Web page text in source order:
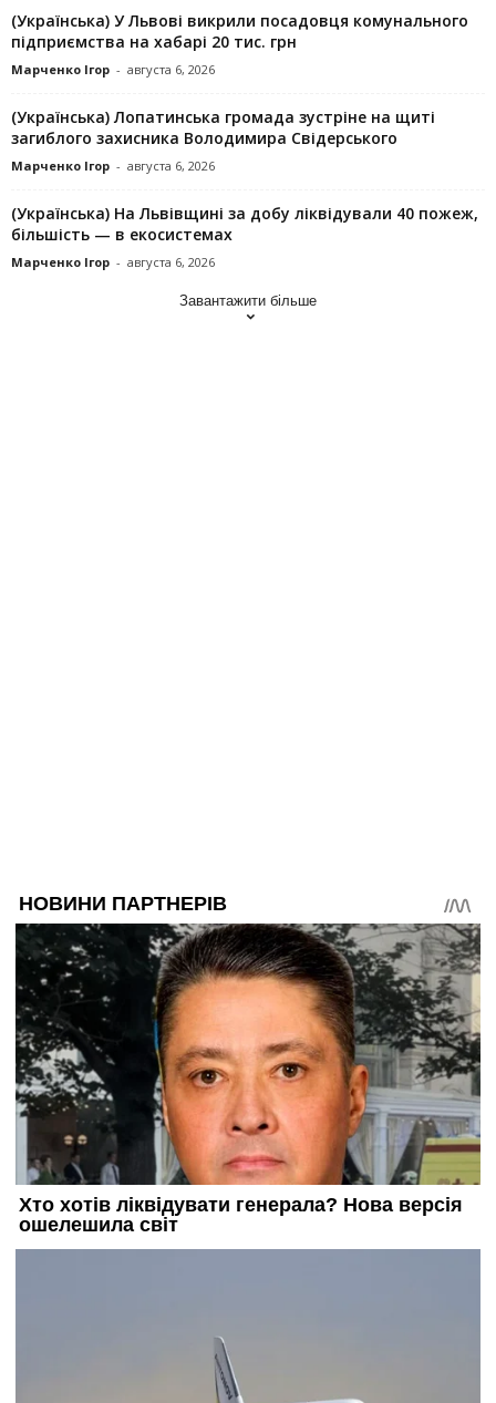
(Українська) У Львові викрили посадовця комунального
підприємства на хабарі 20 тис. грн
Марченко Ігор - августа 6, 2026
(Українська) Лопатинська громада зустріне на щиті
загиблого захисника Володимира Свідерського
Марченко Ігор - августа 6, 2026
(Українська) На Львівщині за добу ліквідували 40 пожеж,
більшість — в екосистемах
Марченко Ігор - августа 6, 2026
Завантажити більше